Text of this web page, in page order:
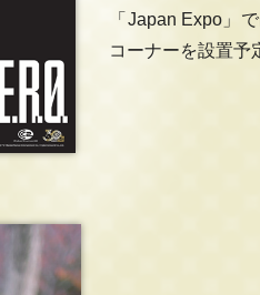
「Japan Expo」
コーナーを設置予